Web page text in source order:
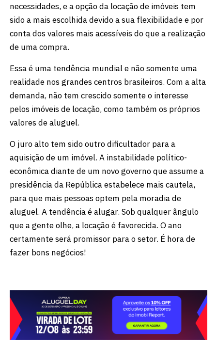
necessidades, e a opção da locação de imóveis tem
sido a mais escolhida devido a sua flexibilidade e por
conta dos valores mais acessíveis do que a realização
de uma compra.
Essa é uma tendência mundial e não somente uma
realidade nos grandes centros brasileiros. Com a alta
demanda, não tem crescido somente o interesse
pelos imóveis de locação, como também os próprios
valores de aluguel.
O juro alto tem sido outro dificultador para a
aquisição de um imóvel. A instabilidade político-
econômica diante de um novo governo que assume a
presidência da República estabelece mais cautela,
para que mais pessoas optem pela moradia de
aluguel. A tendência é alugar. Sob qualquer ângulo
que a gente olhe, a locação é favorecida. O ano
certamente será promissor para o setor. É hora de
fazer bons negócios!